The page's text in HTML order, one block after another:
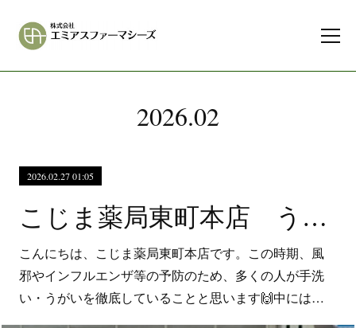
2026.02
2026.02.27 01:05
こじま薬局東町本店 うがい薬はどう選ぶ？
こんにちは、こじま薬局東町本店です。この時期、風
邪やインフルエンザ等の予防のため、多くの人が手洗
い・うがいを徹底していることと思います🙌中には…